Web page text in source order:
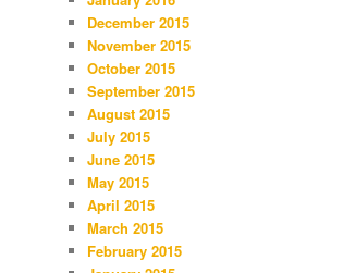
December 2015
November 2015
October 2015
September 2015
August 2015
July 2015
June 2015
May 2015
April 2015
March 2015
February 2015